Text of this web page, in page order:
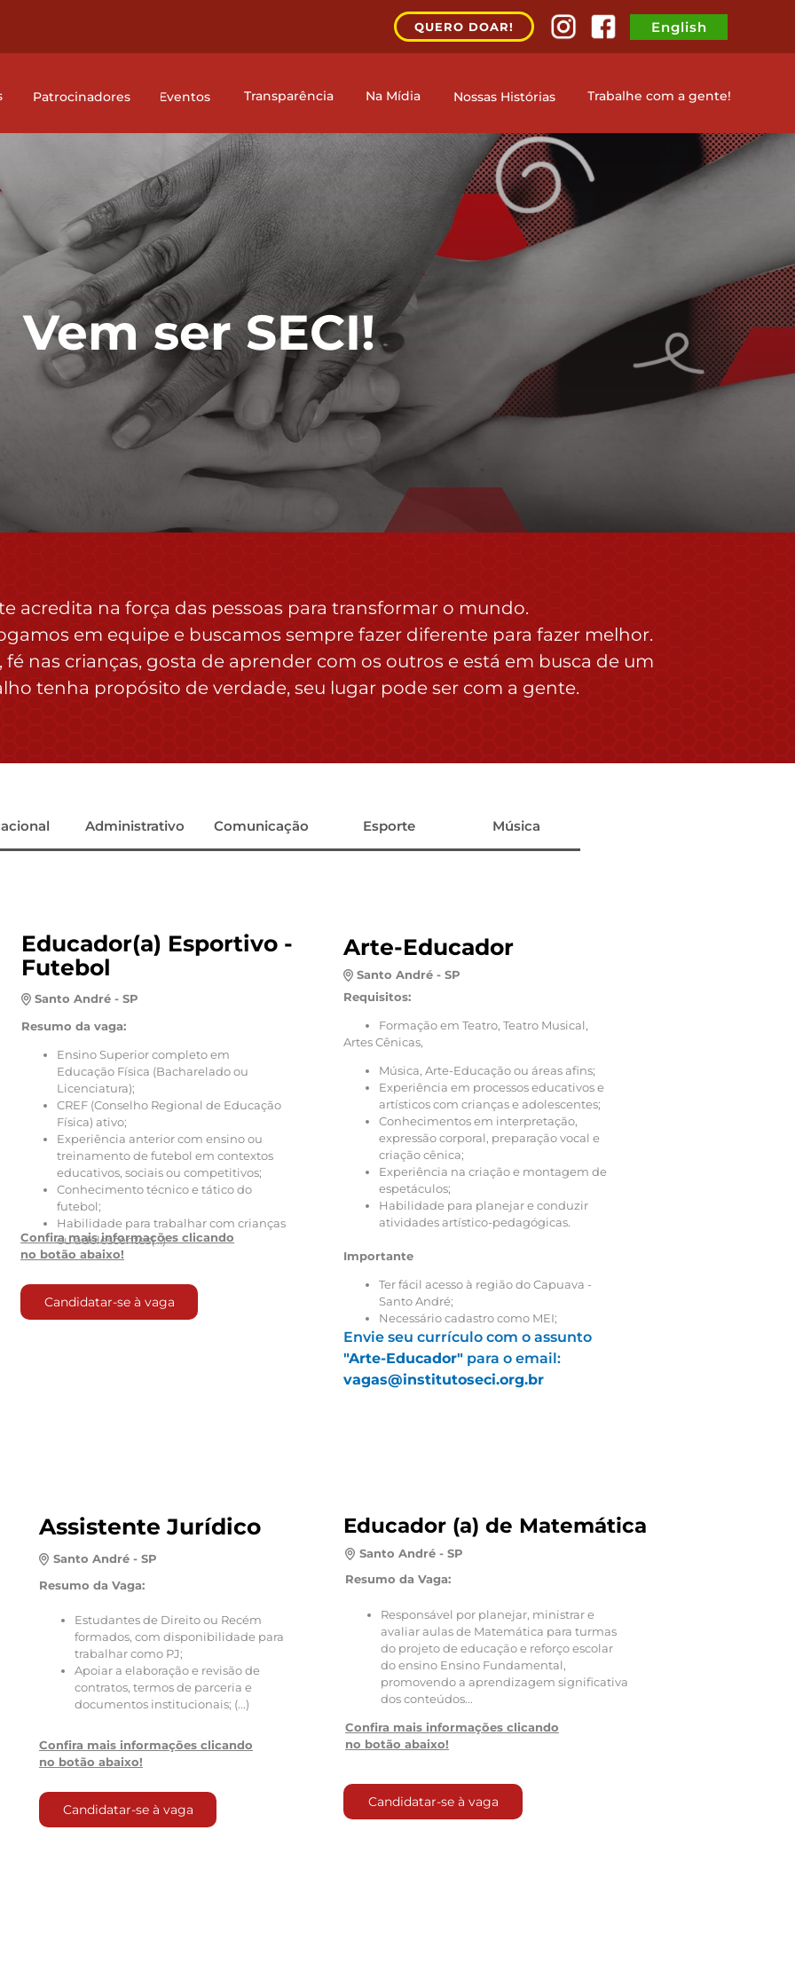
QUERO DOAR! English
Transparência Trabalhe com a gente!
Nossas Histórias
Eventos Na Mídia
Patrocinadores
Vem ser SECI!
acredita na força das pessoas para transformar o mundo.
em equipe e buscamos sempre fazer diferente para fazer melhor.
nas crianças, gosta de aprender com os outros e está em busca de um
tenha propósito de verdade, seu lugar pode ser com a gente.
Administrativo Comunicação Esporte Música
Envie seu currículo com o assunto
"Auxiliar de Serviços Gerais"
email:vagas@institutoseci.org.br
Requisitos:
Não é necessário experiência na área;
Ensino fundamental completo;
Noções básicas em manutenção predial
ou áreas similares;
Será um diferencial possuir cursos na área
de elétrica, hidráulica e/ou pintura.
Importante
Ter disponibilidade para trabalhar na
região do Capuava - Santo André;
Tipo de vaga: efetivo CLT.
Manutenção Predial
Santo André - SP
Santo André - SP
Educador (a) de Matemática
Confira mais informações clicando
no botão abaixo!
Responsável por planejar, ministrar e
avaliar aulas de Matemática para turmas
do projeto de educação e reforço escolar
do ensino Ensino Fundamental,
promovendo a aprendizagem significativa
dos conteúdos...
Candidatar-se à vaga
Resumo da Vaga:
Assistente Jurídico
Resumo da Vaga:
Estudantes de Direito ou Recém
formados, com disponibilidade para
trabalhar como PJ;
Apoiar a elaboração e revisão de
contratos, termos de parceria e
documentos institucionais; (...)
Candidatar-se à vaga
Confira mais informações clicando
no botão abaixo!
Santo André - SP
Candidatar-se à vaga
Confira mais informações clicando
no botão abaixo!
Resumo da vaga:
Ensino Superior completo em
Educação Física (Bacharelado ou
Licenciatura);
CREF (Conselho Regional de Educação
Física) ativo;
Experiência anterior com ensino ou
treinamento de futebol em contextos
educativos, sociais ou competitivos;
Conhecimento técnico e tático do
futebol;
Habilidade para trabalhar com crianças
ou adolescentes(...)
Educador(a) Esportivo -
Futebol
Santo André - SP
Envie seu currículo com o assunto
"Arte-Educador" para o email:
vagas@institutoseci.org.br
Requisitos:
Formação em Teatro, Teatro Musical,
Artes Cênicas,
Música, Arte-Educação ou áreas afins;
Experiência em processos educativos e
artísticos com crianças e adolescentes;
Conhecimentos em interpretação,
expressão corporal, preparação vocal e
criação cênica;
Experiência na criação e montagem de
espetáculos;
Habilidade para planejar e conduzir
atividades artístico-pedagógicas.
Importante
Ter fácil acesso à região do Capuava -
Santo André;
Necessário cadastro como MEI;
Arte-Educador
Santo André - SP